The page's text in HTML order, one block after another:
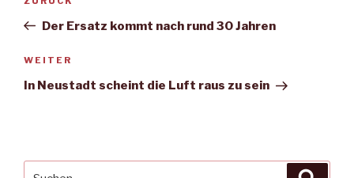
Beitrag
Der Ersatz kommt nach rund 30 Jahren
Nächster
Beitrag
WEITER
In Neustadt scheint die Luft raus zu sein